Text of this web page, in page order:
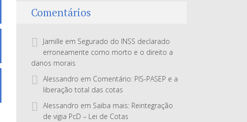
Comentários
Jamille em Segurado do INSS declarado
erroneamente como morto e o direito a
danos morais
Alessandro em Comentário: PIS-PASEP e a
liberação total das cotas
Alessandro em Saiba mais: Reintegração
de vigia PcD – Lei de Cotas